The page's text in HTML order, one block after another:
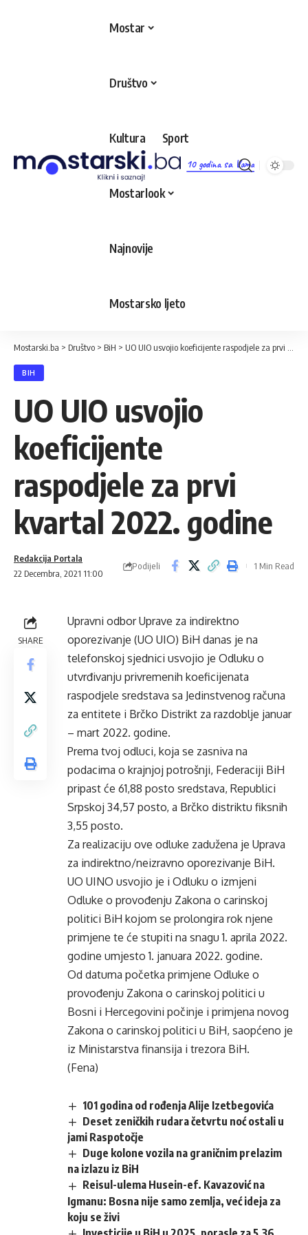
10 godina sa Vama
Mostar
Društvo
Kultura Sport
Mostarlook
Najnovije
Mostarsko ljeto
Mostarski.ba > Društvo > BiH > UO UIO usvojio koeficijente raspodjele za prvi kvartal 2022. godine
BIH
UO UIO usvojio
koeficijente
raspodjele za prvi
kvartal 2022. godine
22 Decembra, 2021 11:00
Redakcija Portala
Podijeli 1 Min Read
SHARE
Upravni odbor Uprave za indirektno
oporezivanje (UO UIO) BiH danas je na
telefonskoj sjednici usvojio je Odluku o
utvrđivanju privremenih koeficijenata
raspodjele sredstava sa Jedinstvenog računa
za entitete i Brčko Distrikt za razdoblje januar
– mart 2022. godine.
Prema tvoj odluci, koja se zasniva na
podacima o krajnjoj potrošnji, Federaciji BiH
pripast će 61,88 posto sredstava, Republici
Srpskoj 34,57 posto, a Brčko distriktu fiksnih
3,55 posto.
Za realizaciju ove odluke zadužena je Uprava
za indirektno/neizravno oporezivanje BiH.
UO UINO usvojio je i Odluku o izmjeni
Odluke o provođenju Zakona o carinskoj
politici BiH kojom se prolongira rok njene
primjene te će stupiti na snagu 1. aprila 2022.
godine umjesto 1. januara 2022. godine.
Od datuma početka primjene Odluke o
provođenju Zakona o carinskoj politici u
Bosni i Hercegovini počinje i primjena novog
Zakona o carinskoj politici u BiH, saopćeno je
iz Ministarstva finansija i trezora BiH.
(Fena)
101 godina od rođenja Alije Izetbegovića
Deset zeničkih rudara četvrtu noć ostali u
jami Raspotočje
Duge kolone vozila na graničnim prelazim
na izlazu iz BiH
Reisul-ulema Husein-ef. Kavazović na
Igmanu: Bosna nije samo zemlja, već ideja za
koju se živi